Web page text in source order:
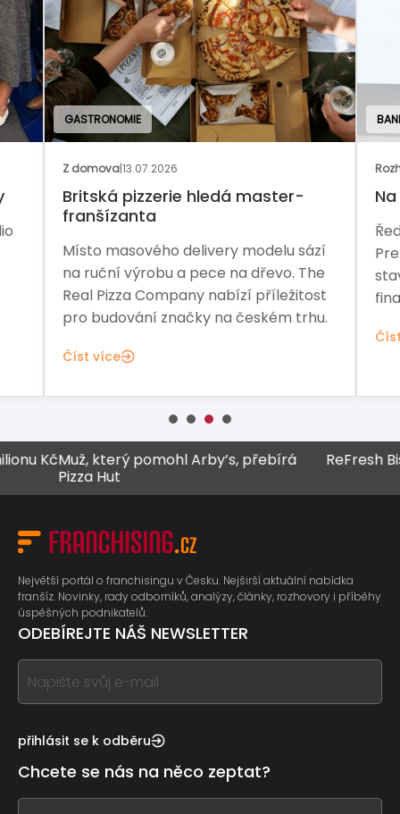
GASTRONOMIE
Z domova|13.07.2026
Britská pizzerie hledá master-
franšízanta
Místo masového delivery modelu sází
na ruční výrobu a pece na dřevo. The
Real Pizza Company nabízí příležitost
pro budování značky na českém trhu.
Číst více
KčMuž, který pomohl Arby’s, přebírá
Pizza Hut
ReFresh
Největší portál o franchisingu v Česku. Nejširší aktuální nabídka
franšíz. Novinky, rady odborníků, analýzy, články, rozhovory i příběhy
úspěšných podnikatelů.
ODEBÍREJTE NÁŠ NEWSLETTER
If
you
this,
this
form
přihlásit se k odběru
Chcete se nás na něco zeptat?
If